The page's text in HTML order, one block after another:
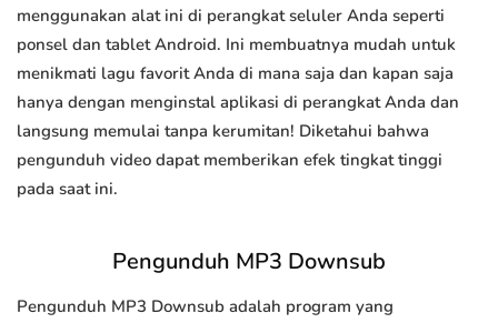
menggunakan alat ini di perangkat seluler Anda seperti
ponsel dan tablet Android. Ini membuatnya mudah untuk
menikmati lagu favorit Anda di mana saja dan kapan saja
hanya dengan menginstal aplikasi di perangkat Anda dan
langsung memulai tanpa kerumitan! Diketahui bahwa
pengunduh video dapat memberikan efek tingkat tinggi
pada saat ini.
Pengunduh MP3 Downsub
Pengunduh MP3 Downsub adalah program yang